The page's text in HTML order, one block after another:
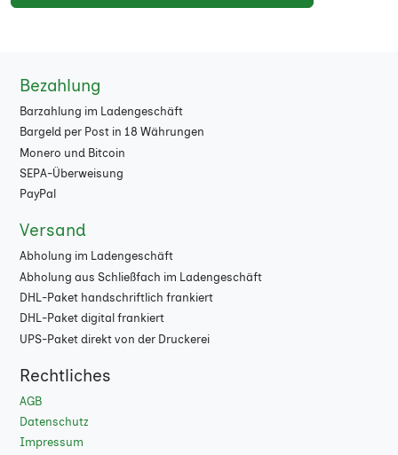
Bezahlung
Barzahlung im Ladengeschäft
Bargeld per Post in 18 Währungen
Monero und Bitcoin
SEPA-Überweisung
PayPal
Versand
Abholung im Ladengeschäft
Abholung aus Schließfach im Ladengeschäft
DHL-Paket handschriftlich frankiert
DHL-Paket digital frankiert
UPS-Paket direkt von der Druckerei
Rechtliches
AGB
Datenschutz
Impressum